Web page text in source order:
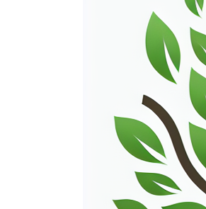
website
deze e-commerce
een bezoeker van
geplaatst wordt door
de Klant deze
andere voorwaarden.
Sara.be aanvaard zijn.
2. Prijs
Alle vermelde prijzen